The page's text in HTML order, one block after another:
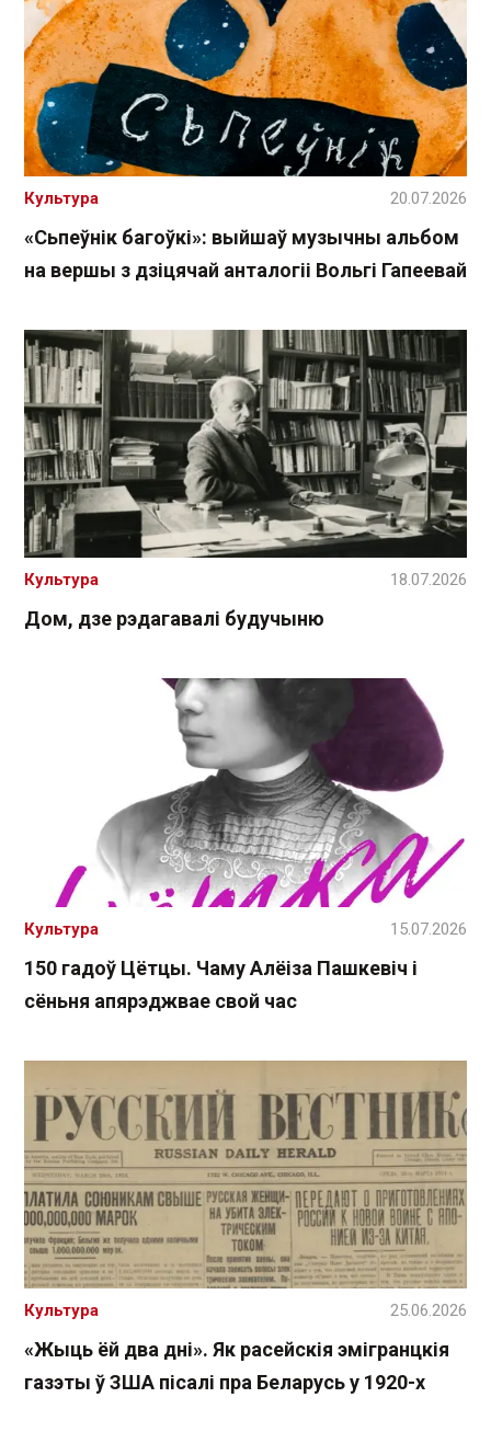
«Сьпеўнік багоўкі»: выйшаў музычны альбом
на вершы з дзіцячай анталогіі Вольгі Гапеевай
Культура 20.07.2026
Дом, дзе рэдагавалі будучыню
Культура 18.07.2026
150 гадоў Цётцы. Чаму Алёіза Пашкевіч і
сёньня апярэджвае свой час
Культура 15.07.2026
«Жыць ёй два дні». Як расейскія эмігранцкія
газэты ў ЗША пісалі пра Беларусь у 1920-х
Культура 25.06.2026